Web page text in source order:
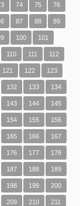
74 75 76
87 88 89
100 101
110 111 112
121 122 123
132 133 134
143 144 145
154 155 156
165 166 167
176 177 178
187 188 189
198 199 200
209 210 211